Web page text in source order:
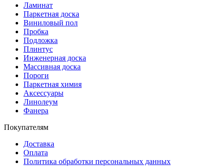
Ламинат
Паркетная доска
Виниловый пол
Пробка
Подложка
Плинтус
Инженерная доска
Массивная доска
Пороги
Паркетная химия
Аксессуары
Линолеум
Фанера
Покупателям
Доставка
Оплата
Политика обработки персональных данных